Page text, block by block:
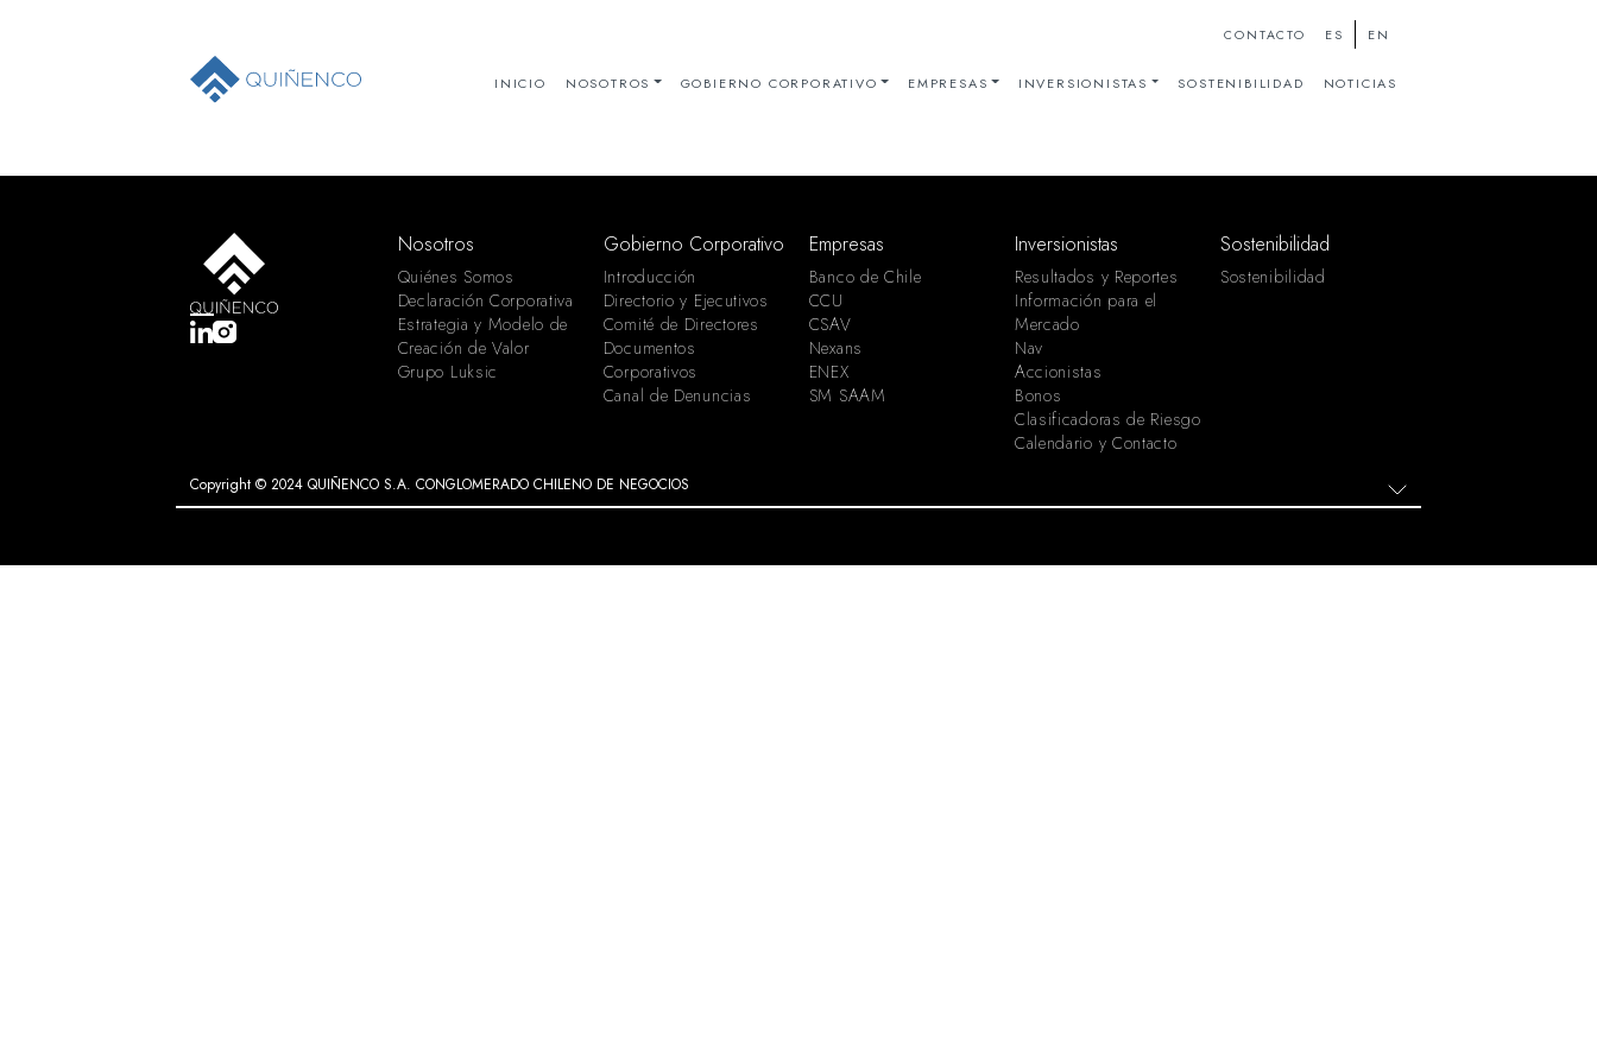
CONTACTO ES EN
INICIO NOSOTROS GOBIERNO CORPORATIVO EMPRESAS INVERSIONISTAS SOSTENIBILIDAD NOTICIAS
Nosotros
Quiénes Somos
Declaración Corporativa
Estrategia y Modelo de
Creación de Valor
Grupo Luksic
Gobierno Corporativo
Introducción
Directorio y Ejecutivos
Comité de Directores
Documentos
Corporativos
Canal de Denuncias
Empresas
Banco de Chile
CCU
CSAV
Nexans
ENEX
SM SAAM
Inversionistas
Resultados y Reportes
Información para el
Mercado
Nav
Accionistas
Bonos
Clasificadoras de Riesgo
Calendario y Contacto
Sostenibilidad
Sostenibilidad
Copyright © 2024 QUIÑENCO S.A. CONGLOMERADO CHILENO DE NEGOCIOS